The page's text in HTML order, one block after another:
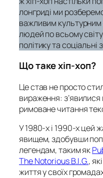
лонгриді ми
важливим
людей по всьому
політику та соціальні
Що таке хіп-хоп?
Це став не просто
вираження: з’явилися
римоване читання
У 1980-х і 1990-х цей
явищем, здобувши
легендам, таким як
The Notorious B.I.G.,
життя у своїх